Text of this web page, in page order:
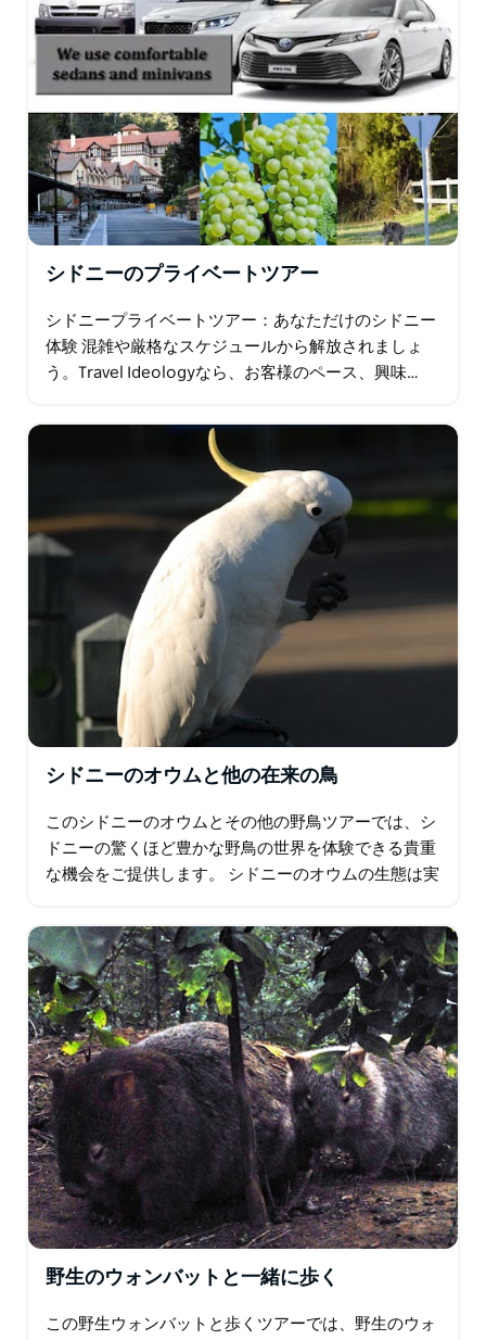
シドニーのプライベートツアー
シドニープライベートツアー：あなただけのシドニー
体験 混雑や厳格なスケジュールから解放されましょ
う。Travel Ideologyなら、お客様のペース、興味…
シドニーのオウムと他の在来の鳥
このシドニーのオウムとその他の野鳥ツアーでは、シ
ドニーの驚くほど豊かな野鳥の世界を体験できる貴重
な機会をご提供します。 シドニーのオウムの生態は実
物といえばカンガルー、コアラ、ウォンバットです
が…
野生のウォンバットと一緒に歩く
この野生ウォンバットと歩くツアーでは、野生のウォ